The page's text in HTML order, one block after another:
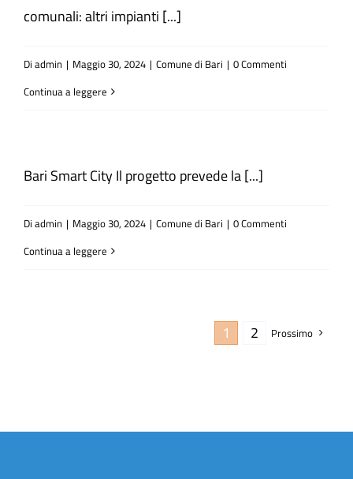
comunali: altri impianti [...]
Di admin | Maggio 30, 2024 | Comune di Bari | 0 Commenti
Continua a leggere
Bari Smart City Il progetto prevede la [...]
Di admin | Maggio 30, 2024 | Comune di Bari | 0 Commenti
Continua a leggere
1 2 Prossimo